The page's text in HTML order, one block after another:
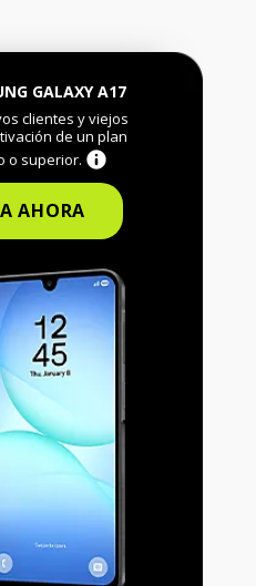
GALAXY A17
clientes y viejos
de un plan
o superior.
AHORA